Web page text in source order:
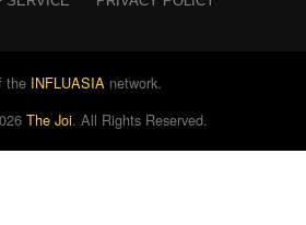
the INFLUASIA network.
The Joi. All Rights Reserved.